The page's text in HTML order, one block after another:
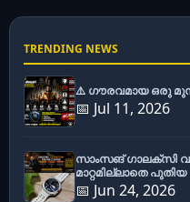
TRENDING NEWS
⚠️ ഗൗരവമായ ഒരു
📅 Jul 11, 2026
സാംസങ് ഗാലക്സി
മാറ്റമില്ലാതെ
📅 Jun 24, 2026